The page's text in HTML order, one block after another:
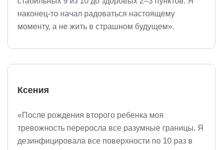
наконец-то начал радоваться настоящему
моменту, а не жить в страшном будущем».
Ксения
«После рождения второго ребенка моя
тревожность переросла все разумные границы. Я
дезинфицировала все поверхности по 10 раз в